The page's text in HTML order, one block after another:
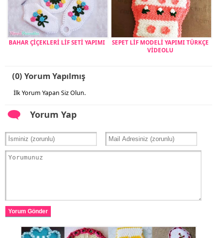
BAHAR ÇİÇEKLERİ LİF SETİ YAPIMI
SEPET LİF MODELİ YAPIMI TÜRKÇE
VİDEOLU
(0) Yorum Yapılmış
İlk Yorum Yapan Siz Olun.
Yorum Yap
Yorum Gönder